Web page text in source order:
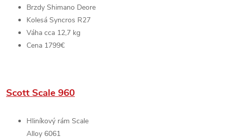
Brzdy Shimano Deore
Kolesá Syncros R27
Váha cca 12,7 kg
Cena 1799€
Scott Scale 960
Hliníkový rám Scale
Alloy 6061